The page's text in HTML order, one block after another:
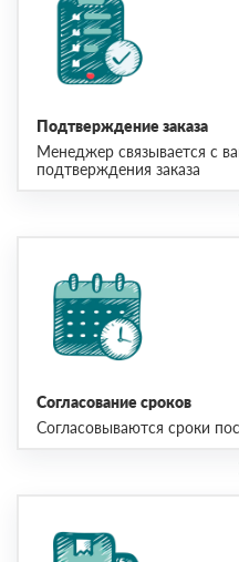
Подтверждение заказа
Менеджер связывается с
подтверждения заказа
Согласование сроков
Согласовываются сроки